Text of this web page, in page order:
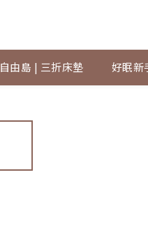
自由島 | 三折床墊 好眠新